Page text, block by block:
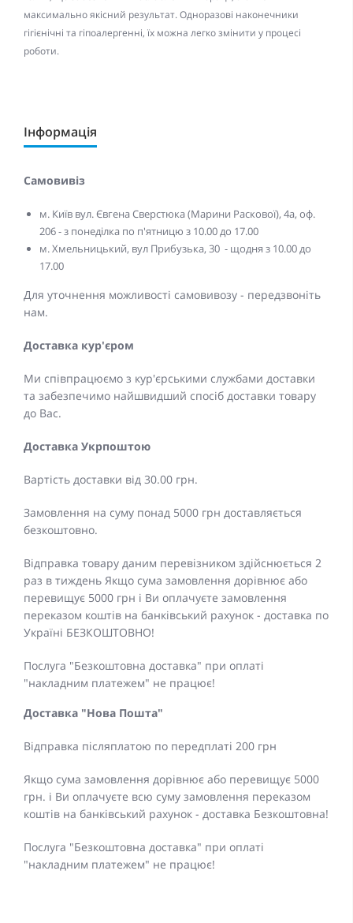
максимально якісний результат. Одноразові наконечники
гігієнічні та гіпоалергенні, їх можна легко змінити у процесі
роботи.
Інформація
Самовивіз
м. Київ вул. Євгена Сверстюка (Марини Раскової), 4а, оф.
206 - з понеділка по п'ятницю з 10.00 до 17.00
м. Хмельницький, вул Прибузька, 30 - щодня з 10.00 до
17.00
Для уточнення можливості самовивозу - передзвоніть
нам.
Доставка кур'єром
Ми співпрацюємо з кур'єрськими службами доставки
та забезпечимо найшвидший спосіб доставки товару
до Вас.
Доставка Укрпоштою
Вартість доставки від 30.00 грн.
Замовлення на суму понад 5000 грн доставляється
безкоштовно.
Відправка товару даним перевізником здійснюється 2
раз в тиждень Якщо сума замовлення дорівнює або
перевищує 5000 грн і Ви оплачуєте замовлення
переказом коштів на банківський рахунок - доставка по
Україні БЕЗКОШТОВНО!
Послуга "Безкоштовна доставка" при оплаті
"накладним платежем" не працює!
Доставка "Нова Пошта"
Відправка післяплатою по передплаті 200 грн
Якщо сума замовлення дорівнює або перевищує 5000
грн. і Ви оплачуєте всю суму замовлення переказом
коштів на банківський рахунок - доставка Безкоштовна!
Послуга "Безкоштовна доставка" при оплаті
"накладним платежем" не працює!